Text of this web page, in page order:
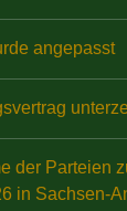
angepasst
der Parteien
in Sachsen-